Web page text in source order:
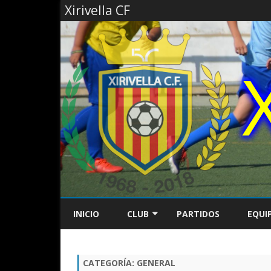
Xirivella CF
INICIO CLUB
HISTORIA
PARTIDOS
CATEGORÍA: GENERAL